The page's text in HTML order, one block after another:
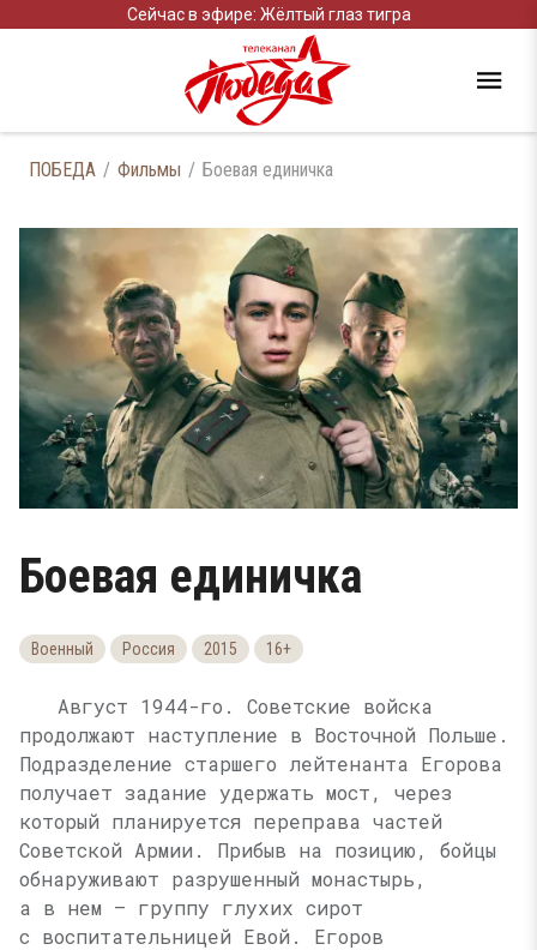
Сейчас в эфире: Жёлтый глаз тигра
ПОБЕДА Фильмы Боевая единичка
Боевая единичка
Военный Россия 2015 16+
Август 1944-го. Советские войска
продолжают наступление в Восточной Польше.
Подразделение старшего лейтенанта Егорова
получает задание удержать мост, через
который планируется переправа частей
Советской Армии. Прибыв на позицию, бойцы
обнаруживают разрушенный монастырь,
а в нем — группу глухих сирот
с воспитательницей Евой. Егоров